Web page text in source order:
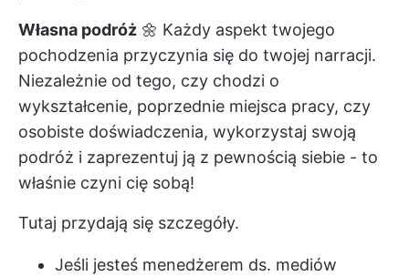
Własna podróż 🌼 Każdy aspekt twojego
pochodzenia przyczynia się do twojej narracji.
Niezależnie od tego, czy chodzi o
wykształcenie, poprzednie miejsca pracy, czy
osobiste doświadczenia, wykorzystaj swoją
podróż i zaprezentuj ją z pewnością siebie - to
właśnie czyni cię sobą!
Tutaj przydają się szczegóły.
Jeśli jesteś menedżerem ds. mediów